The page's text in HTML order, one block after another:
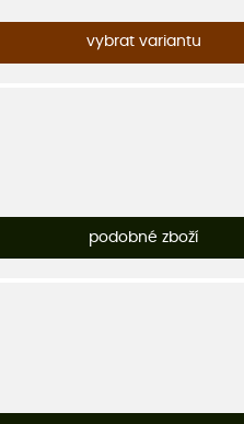
vybrat variantu
podobné zboží